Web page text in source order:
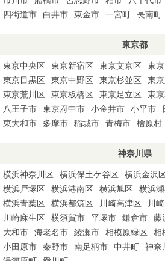
四街道市
白井市 東金市 一宮町 長南町
東京都
東京中央区 東京新宿区 東京文京区 東
東京目黒区
東京中野区 東京杉並区 東
東京荒川区
東京板橋区 東京足立区 東
八王子市
東京府中市 小金井市 小平市
東大和市
多摩市 稲城市 青梅市 檜原村
神奈川県
横浜神奈川区 横浜保土ケ谷区 横浜金沢
横浜戸塚区
横浜港南区 横浜旭区 横浜
横浜青葉区
横浜都筑区 川崎高津区 川
川崎麻生区
横須賀市 平塚市 鎌倉市 藤
大和市
海老名市 綾瀬市 相模原緑区 相
小田原市
秦野市 南足柄市 中井町 神奈